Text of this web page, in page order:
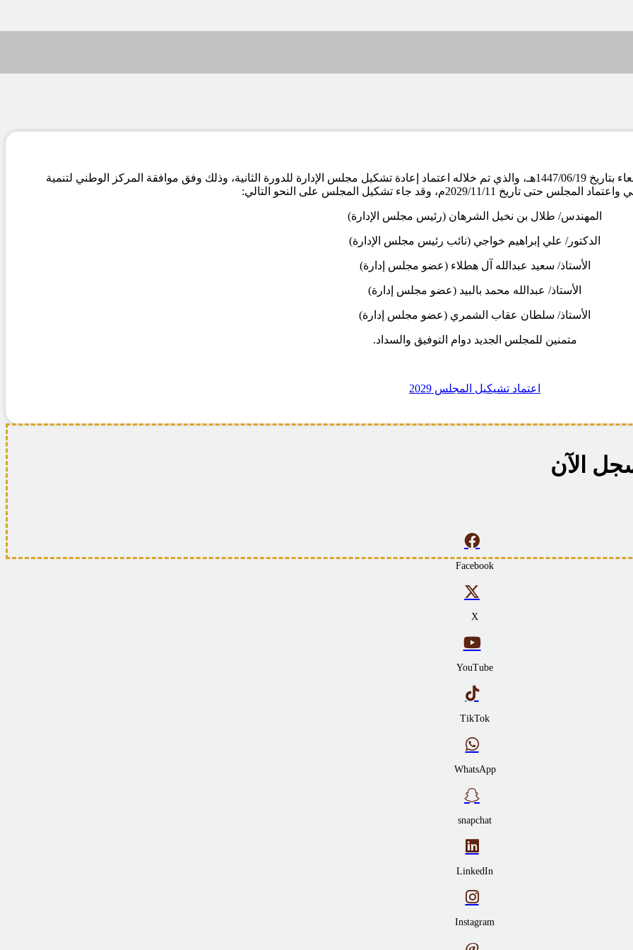
عُقد اجتماع الجمعية العمومية لجمعية سفراء التراث يوم الأربعاء بتاريخ 1447/06/19هـ، والذي تم خلاله اعتماد إعادة تشكيل مجلس الإدارة للدورة الثانية، وذلك وفق موافقة المركز الوطني لتنمية
تاريخ 2029/11/11م، وقد جاء تشكيل المجلس على النحو التالي:
المهندس/ طلال بن نخيل الشرهان (رئيس مجلس الإدارة)
الدكتور/ علي إبراهيم خواجي (نائب رئيس مجلس الإدارة)
الأستاذ/ سعيد عبدالله آل هطلاء (عضو مجلس إدارة)
الأستاذ/ عبدالله محمد بالبيد (عضو مجلس إدارة)
الأستاذ/ سلطان عقاب الشمري (عضو مجلس إدارة)
متمنين للمجلس الجديد دوام التوفيق والسداد.
اعتماد تشيكيل المجلس 2029
الآن
Facebook
X
YouTube
TikTok
WhatsApp
snapchat
LinkedIn
Instagram